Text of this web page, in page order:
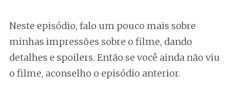
Neste episódio, falo um pouco mais sobre
minhas impressões sobre o filme, dando
detalhes e spoilers. Então se você ainda não viu
o filme, aconselho o episódio anterior.